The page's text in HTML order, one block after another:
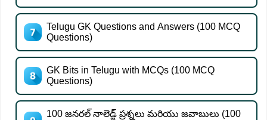
Telugu GK Questions and Answers (100 MCQ
Questions)
GK Bits in Telugu with MCQs (100 MCQ
Questions)
100 జనరల్ నాలెడ్జ్ ప్రశ్నలు మరియు జవాబులు (100